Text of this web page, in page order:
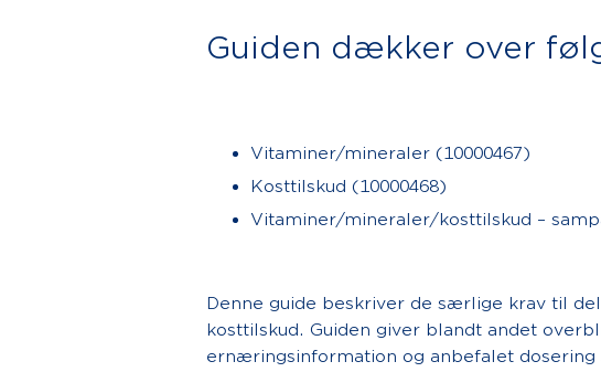
Guiden dækker over
Vitaminer/mineraler (10000467)
Kosttilskud (10000468)
Vitaminer/mineraler/kosttilskud –
Denne guide beskriver de særlige krav til
kosttilskud. Guiden giver blandt andet
ernæringsinformation og anbefalet